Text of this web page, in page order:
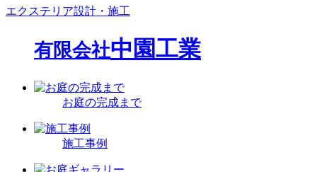
エクステリア設計・施工
有限会社中園工業
お庭の完成まで
施工事例